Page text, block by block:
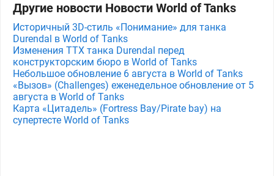
Другие новости Новости World of Tanks
Историчный 3D-стиль «Понимание» для танка
Durendal в World of Tanks
Изменения ТТХ танка Durendal перед
конструкторским бюро в World of Tanks
Небольшое обновление 6 августа в World of Tanks
«Вызов» (Challenges) еженедельное обновление от 5
августа в World of Tanks
Карта «Цитадель» (Fortress Bay/Pirate bay) на
супертесте World of Tanks